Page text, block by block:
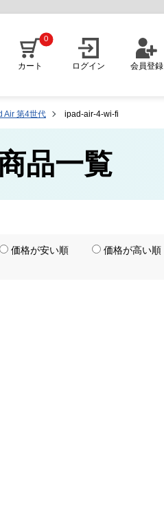
カート
0
ログイン 会員登録
Air 第4世代 ipad-air-4-wi-fi
品一覧
価格が安い順 価格が高い順